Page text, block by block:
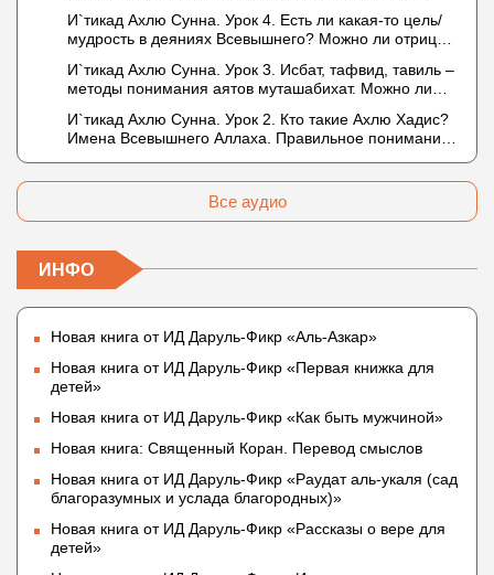
И`тикад Ахлю Сунна. Урок 4. Есть ли какая-то цель/
мудрость в деяниях Всевышнего? Можно ли отрицать
не пришло в Коране и Сунне? Концепция ибн
Таймийи
И`тикад Ахлю Сунна. Урок 3. Исбат, тафвид, тавиль –
методы понимания аятов муташабихат. Можно ли
Что означает утверждение сифата «биля кейфа»
(без образа)?
И`тикад Ахлю Сунна. Урок 2. Кто такие Ахлю Хадис?
Имена Всевышнего Аллаха. Правильное понимание
Все аудио
ИНФО
Новая книга от ИД Даруль-Фикр «Аль-Азкар»
Новая книга от ИД Даруль-Фикр «Первая книжка для
детей»
Новая книга от ИД Даруль-Фикр «Как быть мужчиной»
Новая книга: Священный Коран. Перевод смыслов
Новая книга от ИД Даруль-Фикр «Раудат аль-укаля (cад
благоразумных и услада благородных)»
Новая книга от ИД Даруль-Фикр «Рассказы о вере для
детей»